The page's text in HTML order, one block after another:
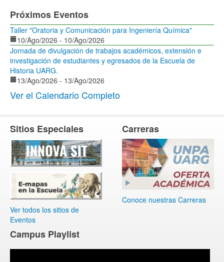
Próximos Eventos
Taller "Oratoria y Comunicación para Ingeniería Química"
10/Ago/2026 - 10/Ago/2026
Jornada de divulgación de trabajos académicos, extensión e
investigación de estudiantes y egresados de la Escuela de
Historia UARG.
13/Ago/2026 - 13/Ago/2026
Ver el Calendario Completo
Sitios Especiales
Ver todos los sitios de
Eventos
Carreras
Conoce nuestras Carreras
Campus Playlist